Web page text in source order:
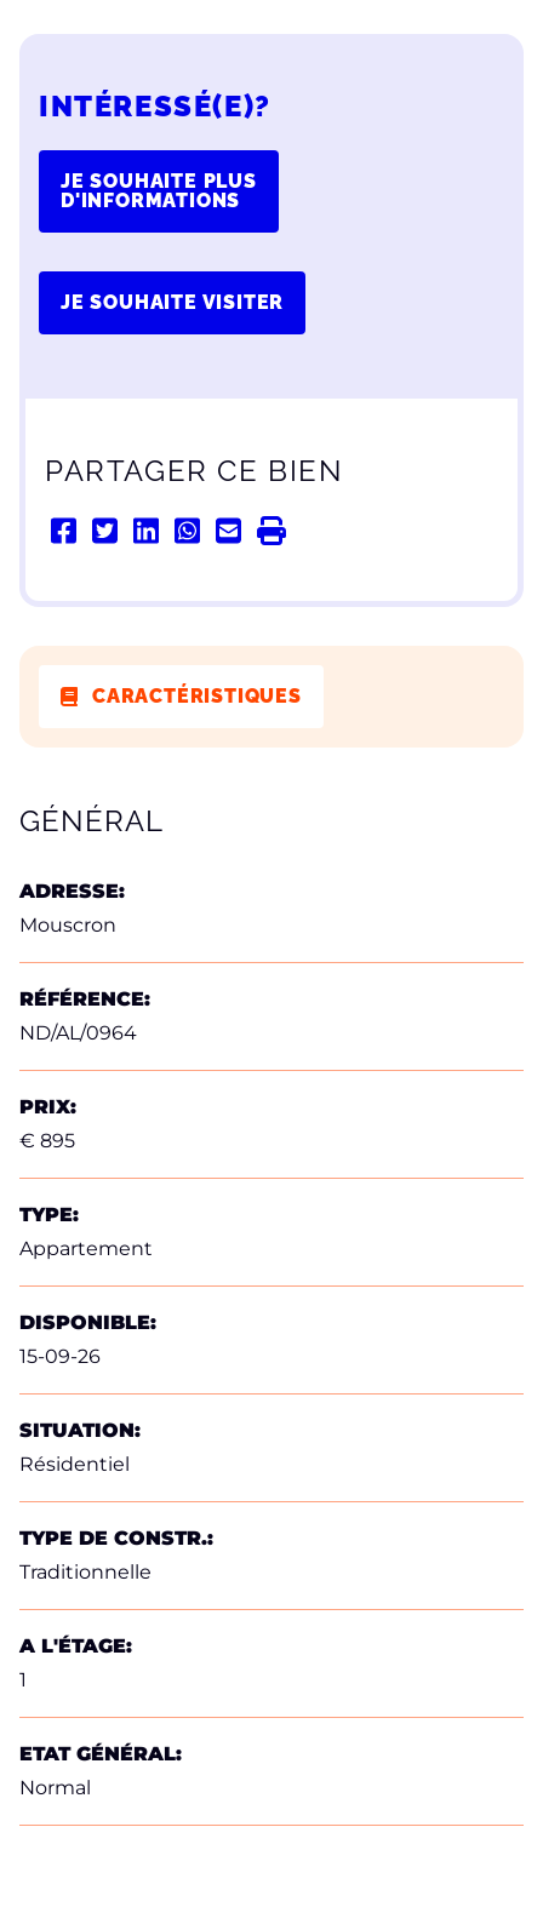
INTÉRESSÉ(E)?
JE SOUHAITE PLUS
D'INFORMATIONS
JE SOUHAITE VISITER
PARTAGER CE BIEN
CARACTÉRISTIQUES
CARACTÉRISTIQUES
GÉNÉRAL
ADRESSE:
Mouscron
RÉFÉRENCE:
ND/AL/0964
PRIX:
€ 895
TYPE:
Appartement
DISPONIBLE:
15-09-26
SITUATION:
Résidentiel
TYPE DE CONSTR.:
Traditionnelle
A L'ÉTAGE:
1
ETAT GÉNÉRAL:
Normal